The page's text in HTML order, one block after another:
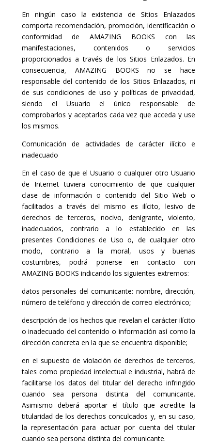
En ningún caso la existencia de Sitios Enlazados
comporta recomendación, promoción, identificación o
conformidad de AMAZING BOOKS con las
manifestaciones, contenidos o servicios
proporcionados a través de los Sitios Enlazados. En
consecuencia, AMAZING BOOKS no se hace
responsable del contenido de los Sitios Enlazados, ni
de sus condiciones de uso y políticas de privacidad,
siendo el Usuario el único responsable de
comprobarlos y aceptarlos cada vez que acceda y use
los mismos.
Comunicación de actividades de carácter ilícito e
inadecuado
En el caso de que el Usuario o cualquier otro Usuario
de Internet tuviera conocimiento de que cualquier
clase de información o contenido del Sitio Web o
facilitados a través del mismo es ilícito, lesivo de
derechos de terceros, nocivo, denigrante, violento,
inadecuados, contrario a lo establecido en las
presentes Condiciones de Uso o, de cualquier otro
modo, contrario a la moral, usos y buenas
costumbres, podrá ponerse en contacto con
AMAZING BOOKS indicando los siguientes extremos:
datos personales del comunicante: nombre, dirección,
número de teléfono y dirección de correo electrónico;
descripción de los hechos que revelan el carácter ilícito
o inadecuado del contenido o información así como la
dirección concreta en la que se encuentra disponible;
en el supuesto de violación de derechos de terceros,
tales como propiedad intelectual e industrial, habrá de
facilitarse los datos del titular del derecho infringido
cuando sea persona distinta del comunicante.
Asimismo deberá aportar el título que acredite la
titularidad de los derechos conculcados y, en su caso,
la representación para actuar por cuenta del titular
cuando sea persona distinta del comunicante.